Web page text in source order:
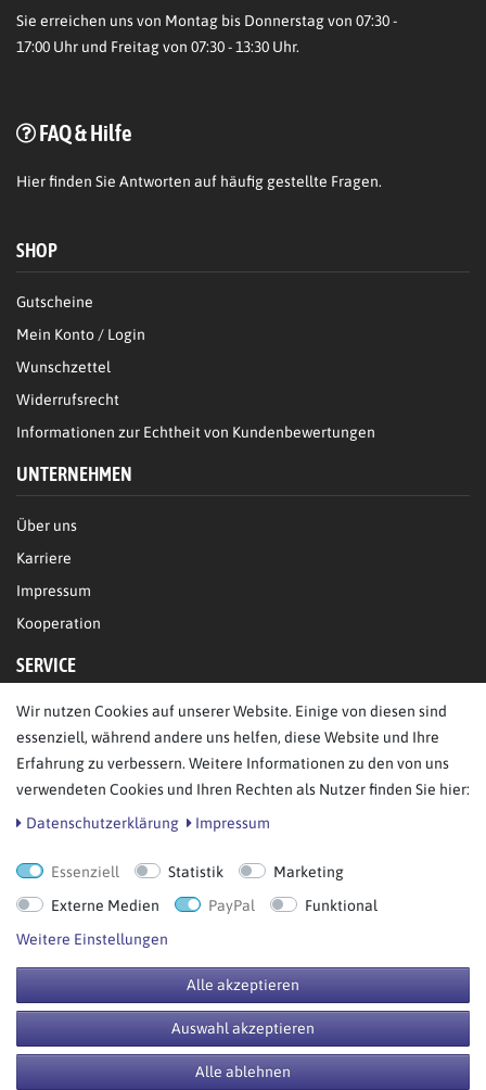
Sie erreichen uns von Montag bis Donnerstag von 07:30 -
17:00 Uhr und Freitag von 07:30 - 13:30 Uhr.
FAQ & Hilfe
Hierfinden Sie Antworten auf häufig gestellte Fragen.
SHOP
Gutscheine
Mein Konto / Login
Wunschzettel
Widerrufsrecht
Informationen zur Echtheit von Kundenbewertungen
UNTERNEHMEN
Über uns
Karriere
Impressum
Kooperation
SERVICE
FAQ/Hilfe
Datenschutz
AGB
Bestellung widerrufen
© Copyright 2026 BB Sport GmbH & Co KG. Alle Rechte vorbehalten.
**UVP = Unverbindliche Preisempfehlung des Herstellers
Wir nutzen Cookies auf unserer Website. Einige von diesen sind
essenziell, während andere uns helfen, diese Website und Ihre
Erfahrung zu verbessern. Weitere Informationen zu den von uns
verwendeten Cookies und Ihren Rechten als Nutzer finden Sie hier:
Daten­schutz­erklärung
Impressum
Essenziell Statistik
Marketing
Externe Medien
PayPal
Funktional
Weitere Einstellungen
Alle akzeptieren
Auswahl akzeptieren
Alle ablehnen